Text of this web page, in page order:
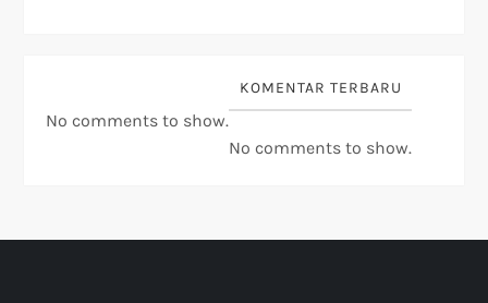
No comments to show.
KOMENTAR TERBARU
No comments to show.